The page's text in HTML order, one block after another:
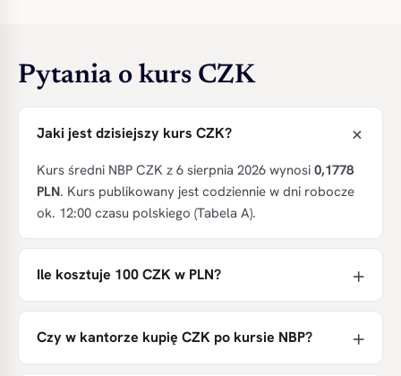
Pytania o kurs CZK
Jaki jest dzisiejszy kurs CZK?
Kurs średni NBP CZK z 6 sierpnia 2026 wynosi 0,1778
PLN. Kurs publikowany jest codziennie w dni robocze
ok. 12:00 czasu polskiego (Tabela A).
Ile kosztuje 100 CZK w PLN?
Czy w kantorze kupię CZK po kursie NBP?